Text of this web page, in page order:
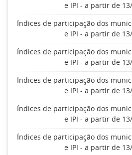
e IPI - a partir de
Índices de participação dos
e IPI - a partir de
Índices de participação dos
e IPI - a partir de
Índices de participação dos
e IPI - a partir de
Índices de participação dos
e IPI - a partir de
Índices de participação dos
e IPI - a partir de